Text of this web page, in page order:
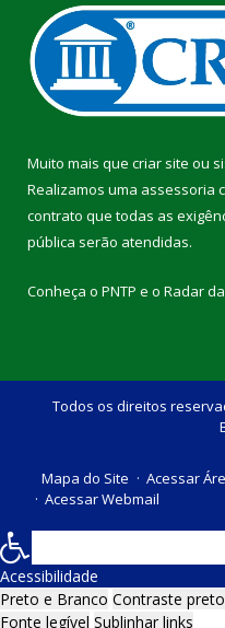
Muito mais que criar site ou
Realizamos uma assessoria
contrato que todas as
pública serão atendidas.
Conheça o PNTP e o Radar
Todos os direitos
Mapa do Site
Acessar
Acessar Webmail
Acessibilidade
Preto e Branco Contraste preto
Fonte legível Sublinhar links